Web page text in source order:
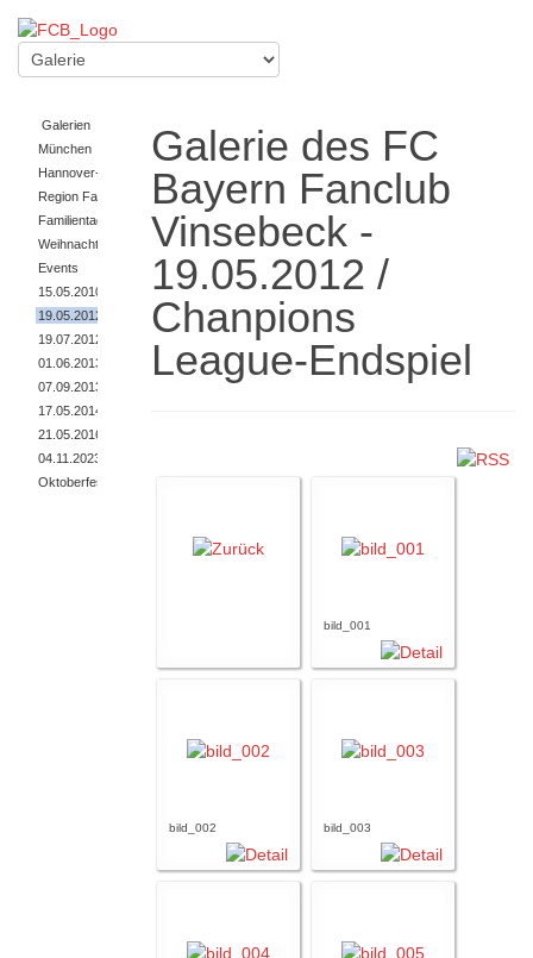
Galerie des FC
Bayern Fanclub
Vinsebeck -
19.05.2012 /
Chanpions
League-Endspiel
bild_001
bild_002 bild_003
Galerien
München
Hannover-Fahrt
Region Fanclub
Familientag/Somerfest
Weihnachtsfeier
Events
15.05.2010 / DFB-Pokal_Finale
19.05.2012 / Chanpions League-Endspiel
19.07.2012 / Trainingslager Trentino
01.06.2013 / DFB-Pokal-Endspiel
07.09.2013 / 20 Jahre Fanclub
17.05.2014 / DFB-Pokal-Finale
21.05.2016 / DFB-Pokal-Endspiel
04.11.2023 / 30 Jahre Fanclub
Oktoberfest